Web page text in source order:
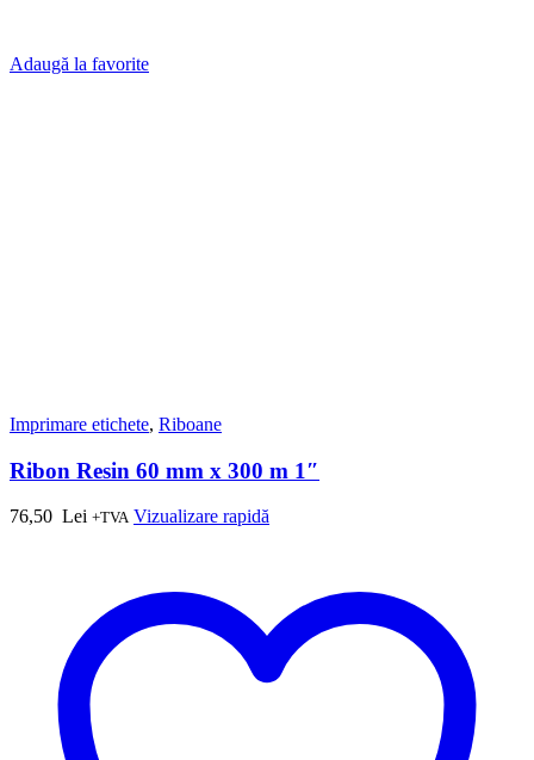
Adaugă la favorite
Imprimare etichete, Riboane
Ribon Resin 60 mm x 300 m 1″
76,50 Lei +TVA Vizualizare rapidă